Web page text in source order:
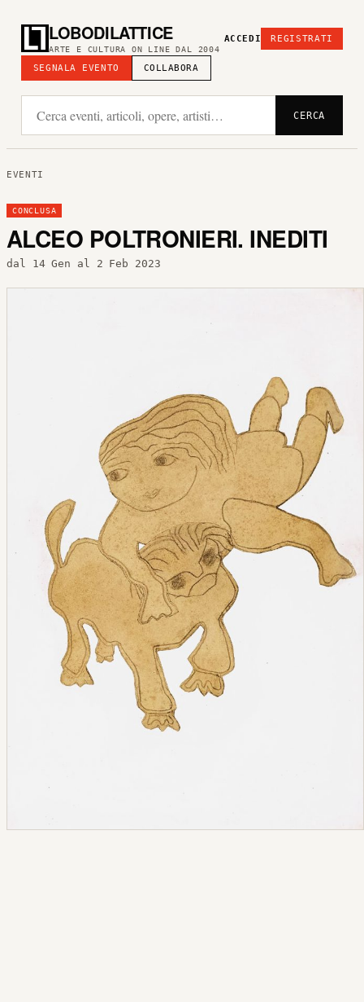
LOBODILATTICE
ARTE E CULTURA ON LINE DAL 2004
SEGNALA EVENTO COLLABORA
ACCEDI REGISTRATI
CERCA
EVENTI
CONCLUSA
ALCEO POLTRONIERI. INEDITI
dal 14 Gen al 2 Feb 2023